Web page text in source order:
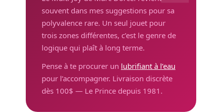
souvent dans mes suggestions pour sa
polyvalence rare. Un seul jouet pour
trois zones différentes, c’est le genre de
logique qui plaît à long terme.
Pense à te procurer un lubrifiant à l’eau
pour l’accompagner. Livraison discrète
dès 100$ — Le Prince depuis 1981.